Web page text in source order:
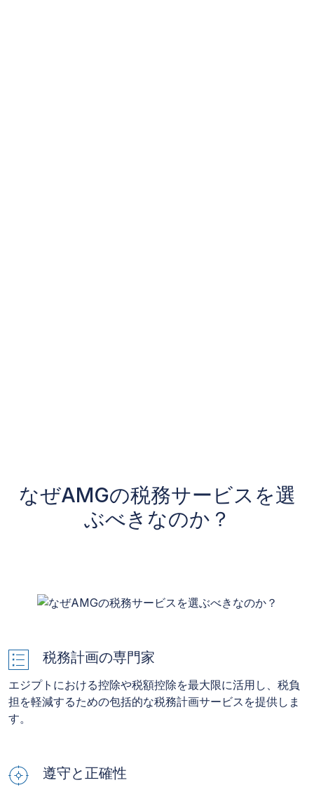
なぜAMGの税務サービスを選
ぶべきなのか？
税務計画の専門家
エジプトにおける控除や税額控除を最大限に活用し、税負
担を軽減するための包括的な税務計画サービスを提供しま
す。
遵守と正確性